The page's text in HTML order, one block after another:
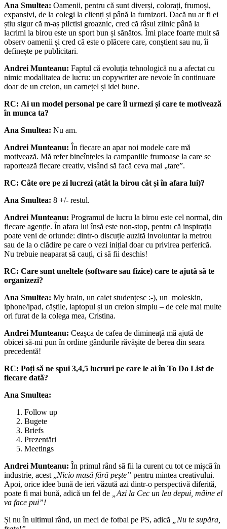
Ana Smultea: Oamenii, pentru că sunt diverși, colorați, frumoși,
expansivi, de la colegi la clienți și până la furnizori. Dacă nu ar fi ei
știu sigur că m-aș plictisi groaznic, cred că râsul zilnic până la
lacrimi la birou este un sport bun și sănătos. Îmi place foarte mult să
observ oamenii și cred că este o plăcere care, conștient sau nu, îi
definește pe publicitari.
Andrei Munteanu: Faptul că evoluția tehnologică nu a afectat cu
nimic modalitatea de lucru: un copywriter are nevoie în continuare
doar de un creion, un carnețel și idei bune.
RC: Ai un model personal pe care îl urmezi și care te motivează
în munca ta?
Ana Smultea: Nu am.
Andrei Munteanu: În fiecare an apar noi modele care mă
motivează. Mă refer bineînțeles la campaniile frumoase la care se
raportează fiecare creativ, visând să facă ceva mai „tare”.
RC: Câte ore pe zi lucrezi (atât la birou cât și în afara lui)?
Ana Smultea: 8 +/- restul.
Andrei Munteanu: Programul de lucru la birou este cel normal, din
fiecare agenție. În afara lui însă este non-stop, pentru că inspirația
poate veni de oriunde: dintr-o discuție auzită involuntar la metrou
sau de la o clădire pe care o vezi inițial doar cu privirea perferică.
Nu trebuie neaparat să cauți, ci să fii deschis!
RC: Care sunt uneltele (software sau fizice) care te ajută să te
organizezi?
Ana Smultea: My brain, un caiet studențesc :-), un moleskin,
iphone/ipad, căștile, laptopul și un creion simplu – de cele mai multe
ori furat de la colega mea, Cristina.
Andrei Munteanu: Ceașca de cafea de dimineață mă ajută de
obicei să-mi pun în ordine gândurile răvășite de berea din seara
precedentă!
RC: Poți să ne spui 3,4,5 lucruri pe care le ai în To Do List de
fiecare dată?
Ana Smultea:
Follow up
Bugete
Briefs
Prezentări
Meetings
Andrei Munteanu: În primul rând să fii la curent cu tot ce mișcă în
industrie, acest „Nicio masă fără pește” pentru mintea creativului.
Apoi, orice idee bună de ieri văzută azi dintr-o perspectivă diferită,
poate fi mai bună, adică un fel de
„Azi la Cec un leu depui, mâine el
va face pui”!
Și nu în ultimul rând, un meci de fotbal pe PS, adică
„Nu te supăra,